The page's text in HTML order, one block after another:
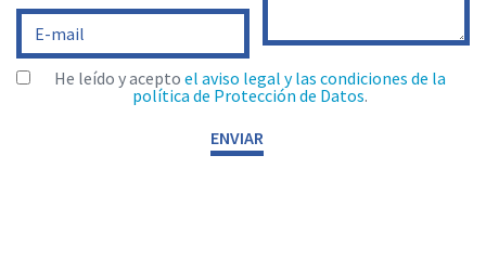
He leído y acepto el aviso legal y las condiciones de la
política de Protección de Datos.